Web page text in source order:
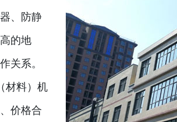
、防静
的地
关系。
材料）机
价格合